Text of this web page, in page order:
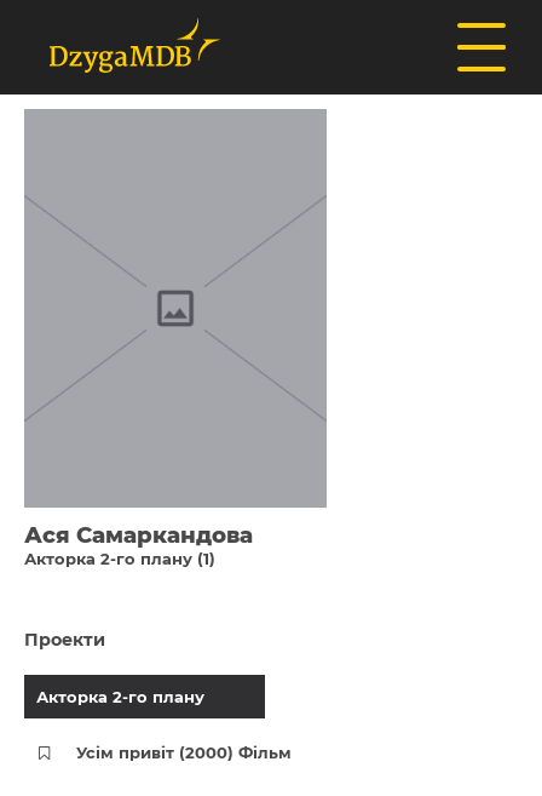
Ася Самаркандова
Акторка 2-го плану (1)
Проекти
Акторка 2-го плану
Усім привіт (2000) Фільм